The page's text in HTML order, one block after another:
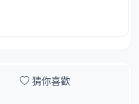
猜你喜歡